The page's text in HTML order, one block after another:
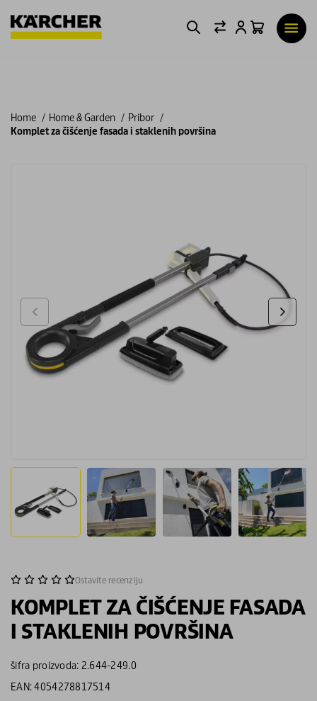
Home Home & Garden
Pribor
Komplet za čišćenje fasada i staklenih površina
Ostavite recenziju
KOMPLET ZA ČIŠĆENJE FASADA
I STAKLENIH POVRŠINA
šifra proizvoda: 2.644-249.0
EAN: 4054278817514